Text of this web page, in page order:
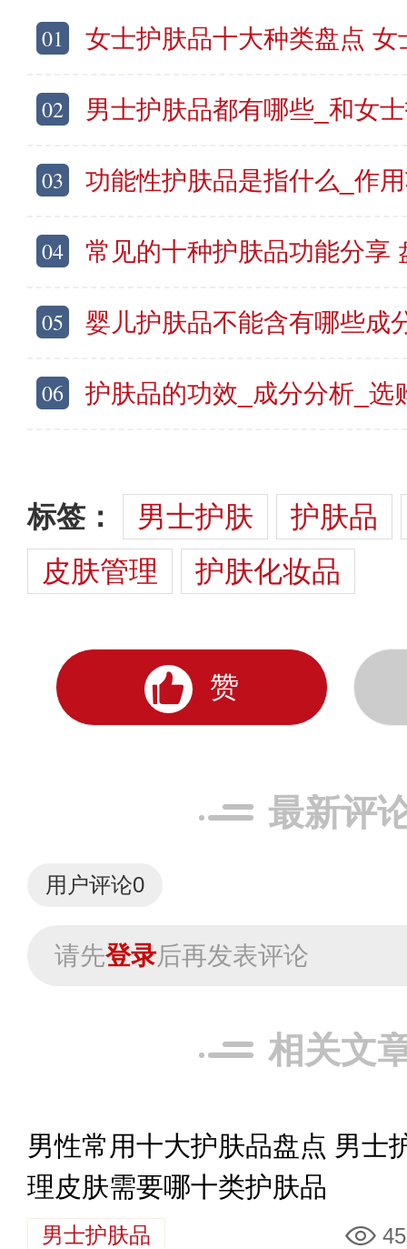
01 女士护肤品十大种类盘点 女士护肤
02 男士护肤品都有哪些_和女士护肤品的区
03 功能性护肤品是指什么_作用功效_
04 常见的十种护肤品功能分享 盘
05 婴儿护肤品不能含有哪些成分_成人可以使
06 护肤品的功效_成分分析_选
标签： 男士护肤
护肤品
皮肤管理
护肤化妆品
赞
最新评
用户评论0
请先登录后再发表评论
相关文
男性常用十大护肤品盘点 男士
理皮肤需要哪十类护肤品
男士护肤品